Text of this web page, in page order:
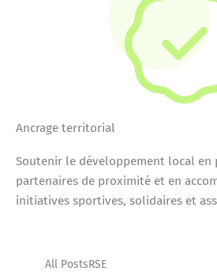
Ancrage territorial
Soutenir le développement local en
partenaires de proximité et en
initiatives sportives, solidaires et
All PostsRSE